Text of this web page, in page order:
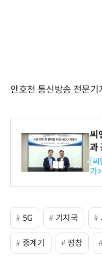
안호천 통신방송 전문
씨
과
[씨
기>
5G 기지국
중계기 평창